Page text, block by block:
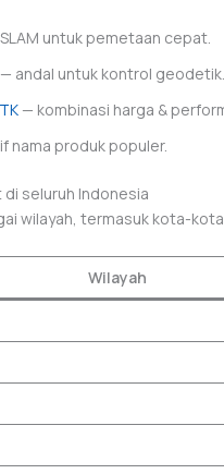
untuk pemetaan cepat.
— andal untuk kontrol geodetik.
— kombinasi harga &
nama produk populer.
di seluruh Indonesia
wilayah, termasuk kota-
Wilayah